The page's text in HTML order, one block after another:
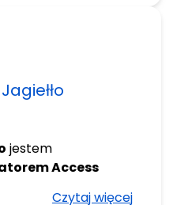
jestem
Access
Czytaj więcej